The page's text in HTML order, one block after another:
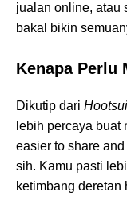
jualan online, atau
bakal bikin
Kenapa Perlu
Dikutip dari
lebih percaya buat
easier to share
sih. Kamu pasti
ketimbang deretan